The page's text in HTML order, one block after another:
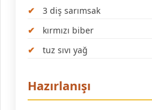
3 diş sarımsak
kırmızı biber
tuz sıvı yağ
Hazırlanışı